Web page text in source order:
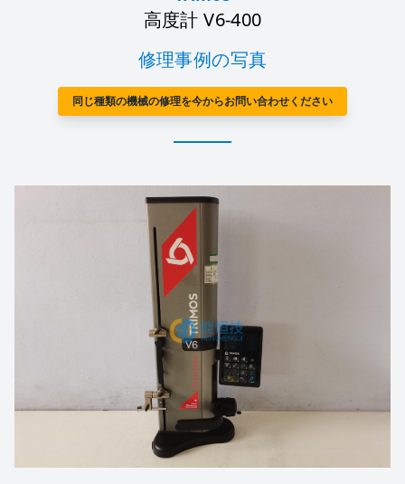
高度計 V6-400
修理事例の写真
同じ種類の機械の修理を今からお問い合わせください